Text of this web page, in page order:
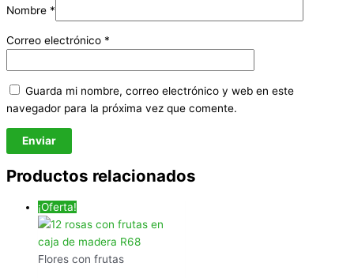
Nombre *
Correo electrónico *
Guarda mi nombre, correo electrónico y web en este
navegador para la próxima vez que comente.
Productos relacionados
¡Oferta!
Flores con frutas